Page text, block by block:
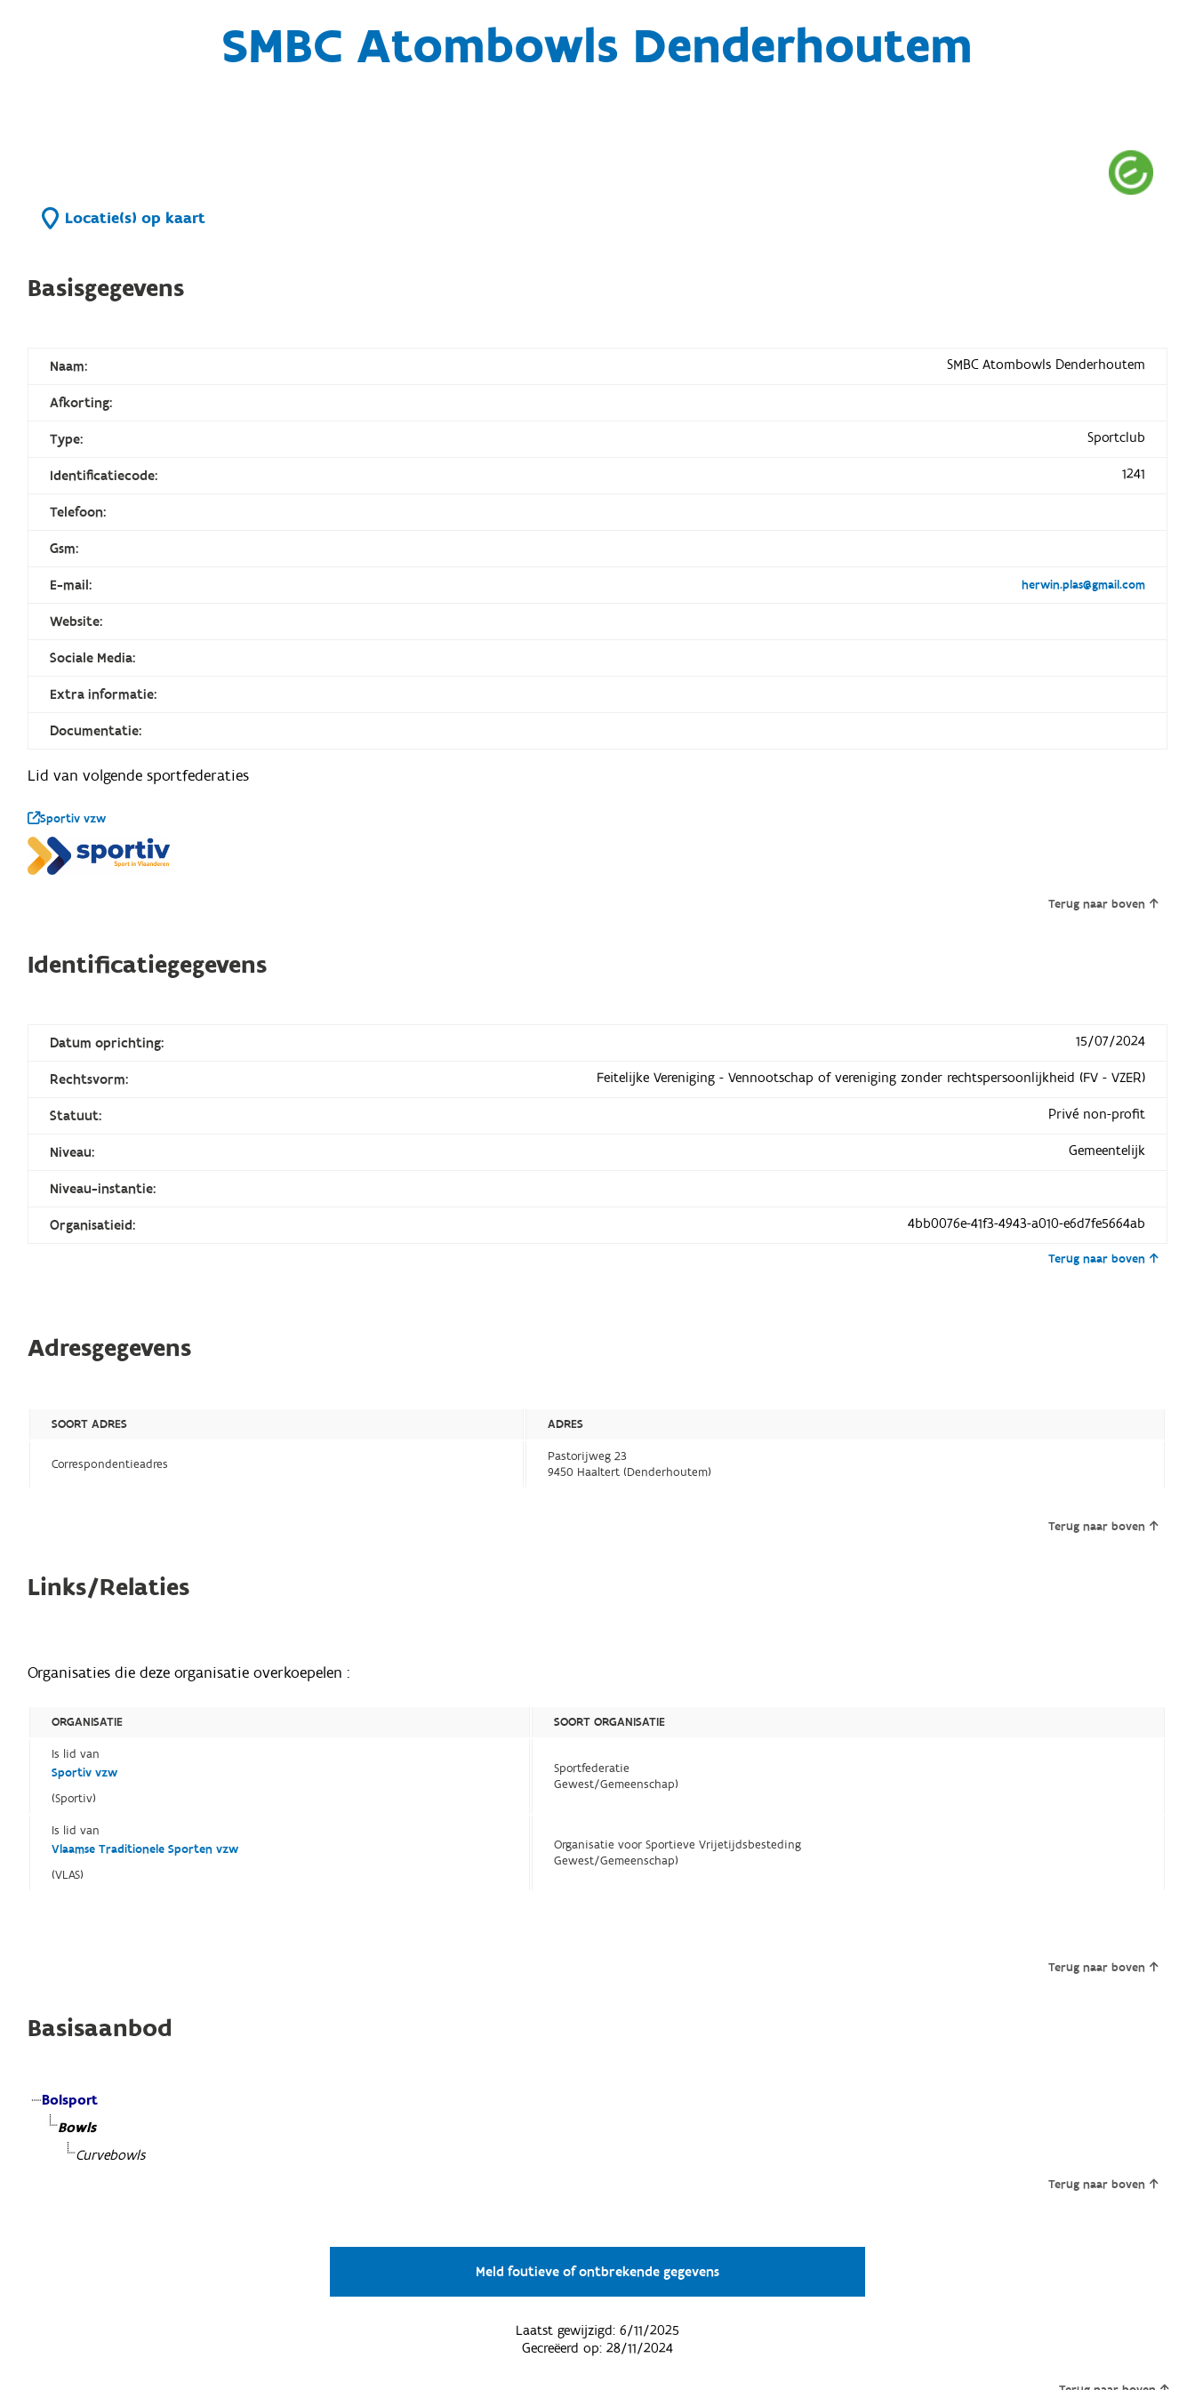
SMBC Atombowls Denderhoutem
Locatie(s) op kaart
Basisgegevens
Naam: SMBC Atombowls Denderhoutem
Afkorting:
Type: Sportclub
Identificatiecode: 1241
Telefoon:
Gsm:
E-mail: herwin.plas@gmail.com
Website:
Sociale Media:
Extra informatie:
Documentatie:
Lid van volgende sportfederaties
Sportiv vzw
Terug naar boven
Identificatiegegevens
Datum oprichting: 15/07/2024
Rechtsvorm: Feitelijke Vereniging - Vennootschap of vereniging zonder rechtspersoonlijkheid (FV - VZER)
Statuut: Privé non-profit
Niveau: Gemeentelijk
Niveau-instantie:
Organisatieid: 4bb0076e-41f3-4943-a010-e6d7fe5664ab
Terug naar boven
Adresgegevens
SOORT ADRES ADRES
Correspondentieadres
Pastorijweg 23
9450 Haaltert (Denderhoutem)
Terug naar boven
Links/Relaties
Organisaties die deze organisatie overkoepelen :
ORGANISATIE
SOORT ORGANISATIE
Is lid van
Sportiv vzw
(Sportiv)
Sportfederatie
Gewest/Gemeenschap)
Is lid van
Vlaamse Traditionele Sporten vzw
(VLAS)
Organisatie voor Sportieve Vrijetijdsbesteding
Gewest/Gemeenschap)
Terug naar boven
Basisaanbod
Bolsport
Bowls
Curvebowls
Terug naar boven
Meld foutieve of ontbrekende gegevens
Laatst gewijzigd: 6/11/2025
Gecreëerd op: 28/11/2024